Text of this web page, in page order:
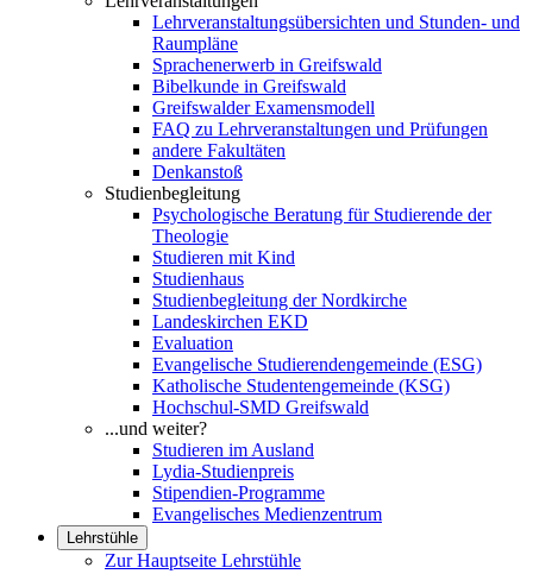
Lehrveranstaltungsübersichten und Stunden- und
Raumpläne
Sprachenerwerb in Greifswald
Bibelkunde in Greifswald
Greifswalder Examensmodell
FAQ zu Lehrveranstaltungen und Prüfungen
andere Fakultäten
Denkanstoß
Studienbegleitung
Psychologische Beratung für Studierende der
Theologie
Studieren mit Kind
Studienhaus
Studienbegleitung der Nordkirche
Landeskirchen EKD
Evaluation
Evangelische Studierendengemeinde (ESG)
Katholische Studentengemeinde (KSG)
Hochschul-SMD Greifswald
...und weiter?
Studieren im Ausland
Lydia-Studienpreis
Stipendien-Programme
Evangelisches Medienzentrum
Lehrstühle
Zur Hauptseite Lehrstühle